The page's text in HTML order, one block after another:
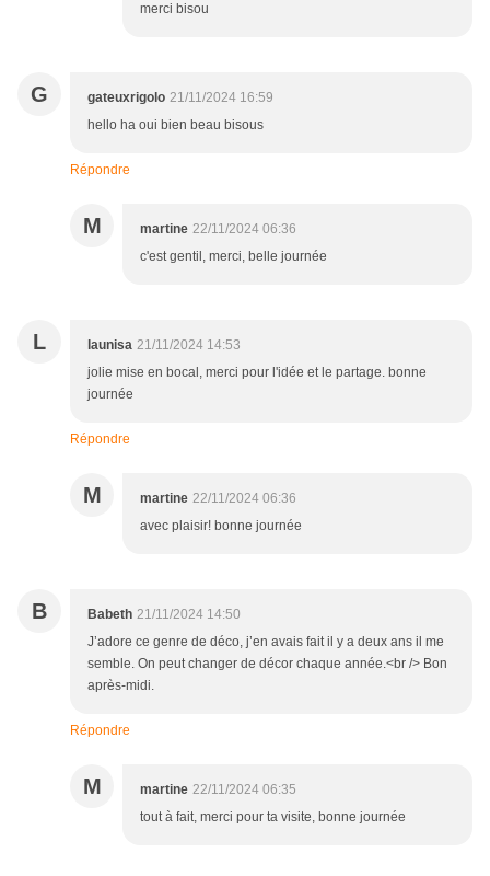
merci bisou
G gateuxrigolo 21/11/2024 16:59
hello ha oui bien beau bisous
Répondre
M martine 22/11/2024 06:36
c'est gentil, merci, belle journée
L launisa 21/11/2024 14:53
jolie mise en bocal, merci pour l'idée et le partage. bonne
journée
Répondre
M martine 22/11/2024 06:36
avec plaisir! bonne journée
B Babeth 21/11/2024 14:50
J’adore ce genre de déco, j’en avais fait il y a deux ans il me
semble. On peut changer de décor chaque année.<br /> Bon
après-midi.
Répondre
M martine 22/11/2024 06:35
tout à fait, merci pour ta visite, bonne journée